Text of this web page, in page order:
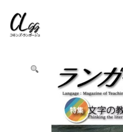
content